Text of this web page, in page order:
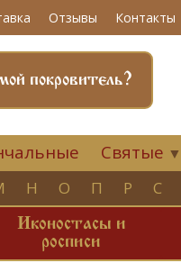
Отзывы Контакты
покровитель?
Святые ▼
Н О П Р С
Иконостасы и
росписи